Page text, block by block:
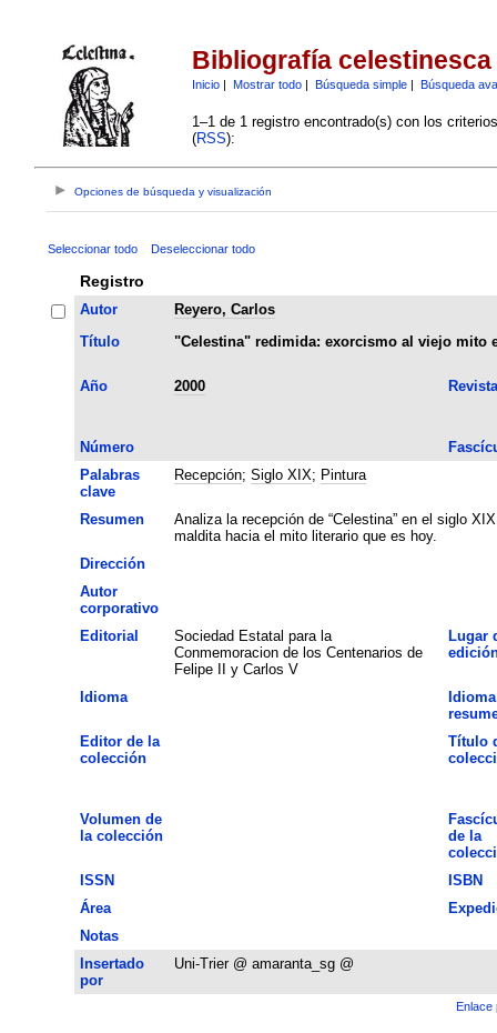
Bibliografía celestinesca
Inicio| Mostrar todo| Búsqueda simple| Búsqueda
1–1 de 1 registro encontrado(s) con los
(RSS):
Opciones de búsqueda y visualización
Seleccionar todo Deseleccionar todo
Registro
Autor
Reyero, Carlos
Título
"Celestina" redimida: exorcismo al viejo mito
Año 2000 Revista
Número
Palabras
clave
Recepción; Siglo XIX; Pintura
Resumen
Analiza la recepción de “Celestina” en el siglo
maldita hacia el mito literario que es hoy.
Dirección
Autor
corporativo
Editorial
Sociedad Estatal para la
Conmemoracion de los Centenarios de
Felipe II y Carlos V
Lugar
Idioma
Editor de la
colección
Título
Volumen de
la colección
de la
ISSN
ISBN
Área
Notas
Insertado
por
Uni-Trier @ amaranta_sg @
Enlace